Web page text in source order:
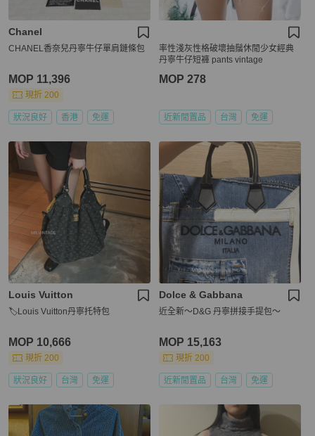
Chanel
CHANEL香奈兒丹寧牛仔單肩鏈條包
MOP 11,396
現折 200
狀況良好 香港 免運
率性淺灰性格破壞抽鬚休閒少女經典
丹寧牛仔短褲 pants vintage
MOP 278
近新閒置品 台灣 免運
Louis Vuitton
🏷Louis Vuitton丹寧托特包
MOP 10,666
現折 200
狀況良好 台灣 免運
Dolce & Gabbana
近全新～D&G 丹寧拼接手提包～
MOP 15,163
現折 200
近新閒置品 台灣 免運